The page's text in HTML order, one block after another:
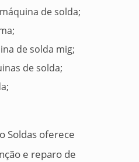
de solda;
de solda mig;
de solda;
Soldas oferece
e reparo de